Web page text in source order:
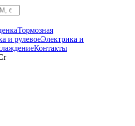
Тормозная
и рулевоеЭлектрика и
Контакты